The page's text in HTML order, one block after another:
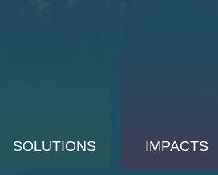
SOLUTIONS IMPACTS